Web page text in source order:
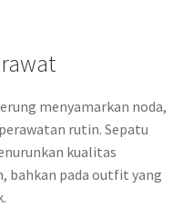
menyamarkan noda,
rutin. Sepatu
kualitas
bahkan pada outfit yang